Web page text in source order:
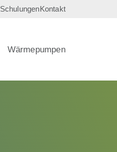
SchulungenKontakt
Wärmepumpen